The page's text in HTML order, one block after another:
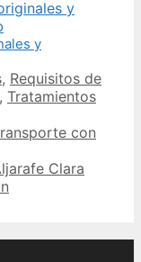
y
, Requisitos de
, Tratamientos
con
Clara